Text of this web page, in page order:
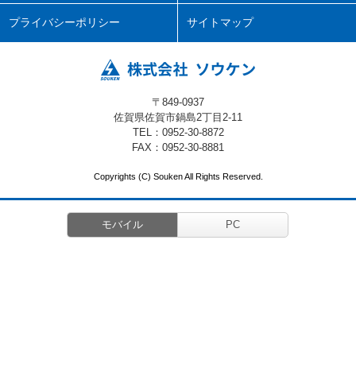
プライバシーポリシー サイトマップ
〒849-0937
佐賀県佐賀市鍋島2丁目2-11
TEL： 0952-30-8872
FAX：0952-30-8881
Copyrights (C) Souken All Rights Reserved.
モバイル PC